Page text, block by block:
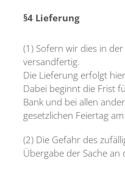
§4 Lieferung
(1) Sofern wir dies in
versandfertig.
Die Lieferung erfolgt
Dabei beginnt die Frist
Bank und bei allen
gesetzlichen Feiertag
(2) Die Gefahr des
Übergabe der Sache